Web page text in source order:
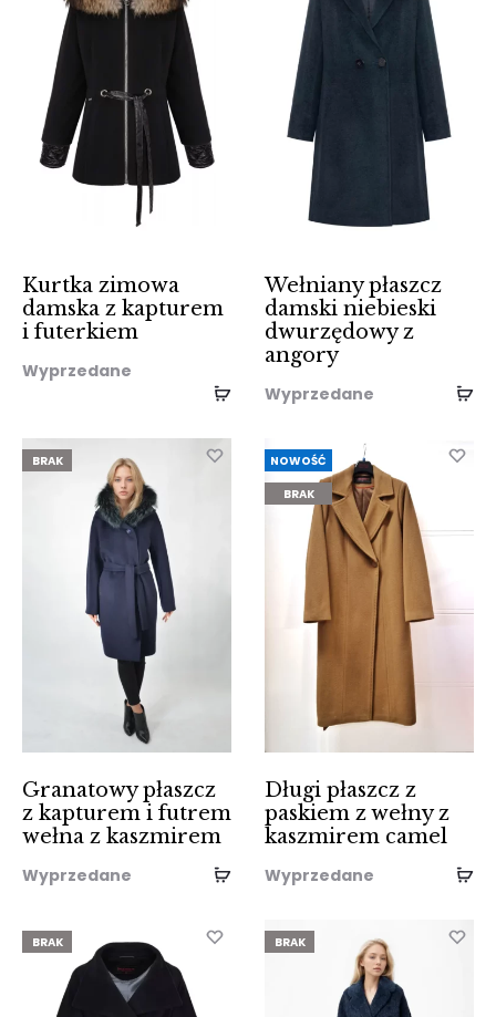
Kurtka zimowa
damska z kapturem
i futerkiem
Wyprzedane
Wełniany płaszcz
damski niebieski
dwurzędowy z
angory
Wyprzedane
BRAK
Granatowy płaszcz
z kapturem i futrem
wełna z kaszmirem
Wyprzedane
NOWOŚĆ
BRAK
Długi płaszcz z
paskiem z wełny z
kaszmirem camel
Wyprzedane
BRAK BRAK